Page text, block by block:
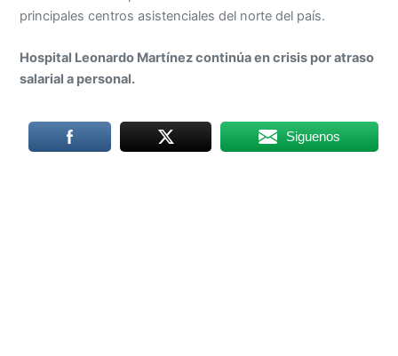
principales centros asistenciales del norte del país.
Hospital Leonardo Martínez continúa en crisis por atraso
salarial a personal.
Siguenos